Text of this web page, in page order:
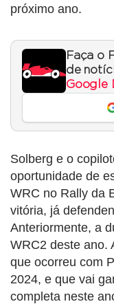
próximo ano.
Faça o
de
Google
Solberg e o
oportunidade de
WRC no Rally da
vitória, já
Anteriormente, a
WRC2 deste ano.
que ocorreu com
2024, e que vai
completa neste